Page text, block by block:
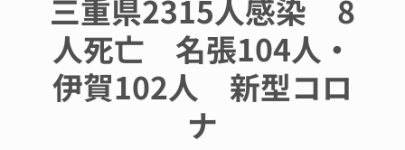
三重県2315人感染 8
人死亡 名張104人・
伊賀102人 新型コロ
ナ